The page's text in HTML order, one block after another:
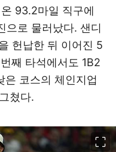
93.2마일 직구에
으로 물러났다. 샌디
헌납한 뒤 이어진 5
째 타석에서도 1B2
은 코스의 체인지업
쳤다.